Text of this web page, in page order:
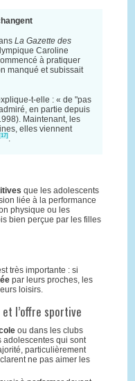
La Gazette des
Caroline
à pratiquer
manqué et subissait
t-elle : « de "pas
en partie depuis
Maintenant, les
elles viennent
[17] .
que les adolescents
liée à la performance
physique ou les
bien perçue par les filles
très importante : si
par leurs proches, les
loisirs.
l’offre sportive
ou dans les clubs
adolescentes qui sont
particulièrement
ne pas aimer les